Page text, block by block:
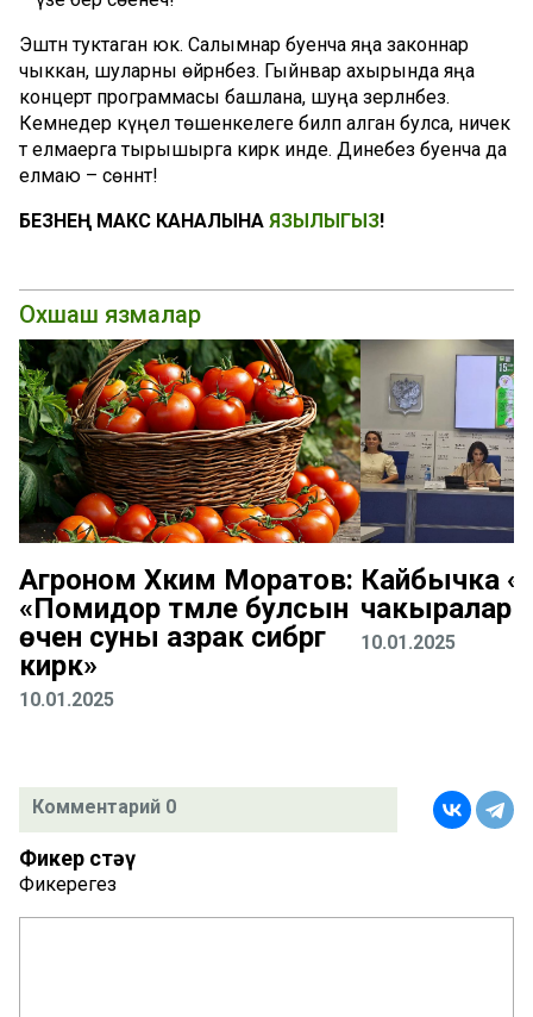
Эштән туктаган юк. Салымнар буенча яңа законнар
чыккан, шуларны өйрәнәбез. Гыйнвар ахырында яңа
концерт программасы башлана, шуңа әзерләнәбез.
Кемнедер күңел төшенкелеге биләп алган булса, ничек
тә елмаерга тырышырга кирәк инде. Динебез буенча да
елмаю – сөннәт!
БЕЗНЕҢ МАКС КАНАЛЫНА ЯЗЫЛЫГЫЗ!
Охшаш язмалар
Агроном Хәким Моратов:
«Помидор тәмле булсын
өчен суны азрак сибәргә
кирәк»
10.01.2025
Кайбычка
чакыралар
10.01.2025
Комментарий 0
Фикер өстәү
Фикерегез